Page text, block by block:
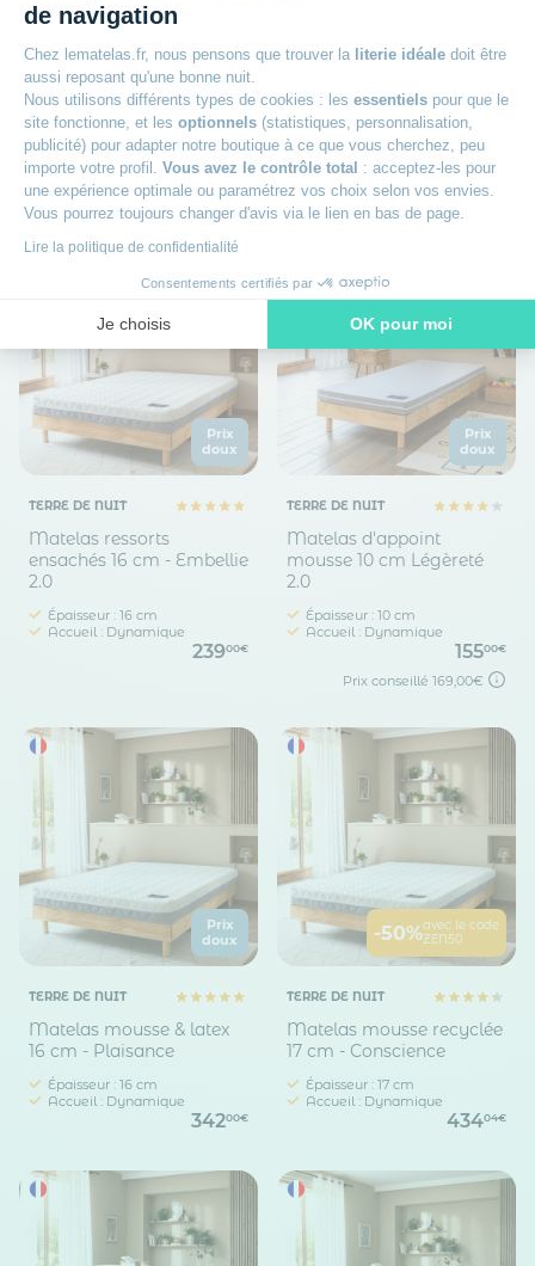
de navigation
Chez lematelas.fr, nous pensons que trouver la literie idéale doit être
aussi reposant qu'une bonne nuit.
Nous utilisons différents types de cookies : les essentiels pour que le
site fonctionne, et les optionnels (statistiques, personnalisation,
publicité) pour adapter notre boutique à ce que vous cherchez, peu
importe votre profil. Vous avez le contrôle total : acceptez-les pour
une expérience optimale ou paramétrez vos choix selon vos envies.
Vous pourrez toujours changer d'avis via le lien en bas de page.
Lire la politique de confidentialité
Consentements certifiés par
Je choisis OK pour moi
Axeptio consent
Plateforme de Gestion du Consentement : Personnalisez vos
Notre plateforme vous permet d'adapter et de gérer vos
Matelas Bultex nano 5
zones Smart Repair
Épaisseur : 23 cm
Accueil : Moelleux
859
Prix conseillé886,00€
Tranquillité 2.0
Épaisseur : 12 cm
Accueil : Dynamique
189
Prix
doux
TERRE DE NUIT
Matelas ressorts
ensachés 16 cm - Embellie
2.0
Épaisseur : 16 cm
Accueil : Dynamique
23900€
Prix
doux
TERRE DE NUIT
Matelas d'appoint
mousse 10 cm Légèreté
2.0
Épaisseur : 10 cm
Accueil : Dynamique
15500€
Prix conseillé 169,00€
Prix
doux
TERRE DE NUIT
Matelas mousse & latex
16 cm - Plaisance
Épaisseur : 16 cm
Accueil : Dynamique
34200€
-50%avec le code
ZEN50
TERRE DE NUIT
Matelas mousse recyclée
17 cm - Conscience
Épaisseur : 17 cm
Accueil : Dynamique
43404€